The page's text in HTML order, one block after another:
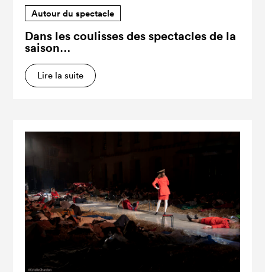
Autour du spectacle
Dans les coulisses des spectacles de la
saison…
Lire la suite